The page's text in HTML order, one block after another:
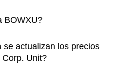
BOWXU?
se actualizan los precios
Unit?